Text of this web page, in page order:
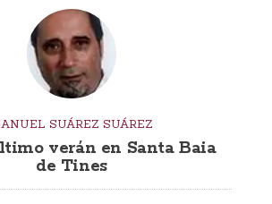
SUÁREZ SUÁREZ
verán en Santa Baia
de Tines